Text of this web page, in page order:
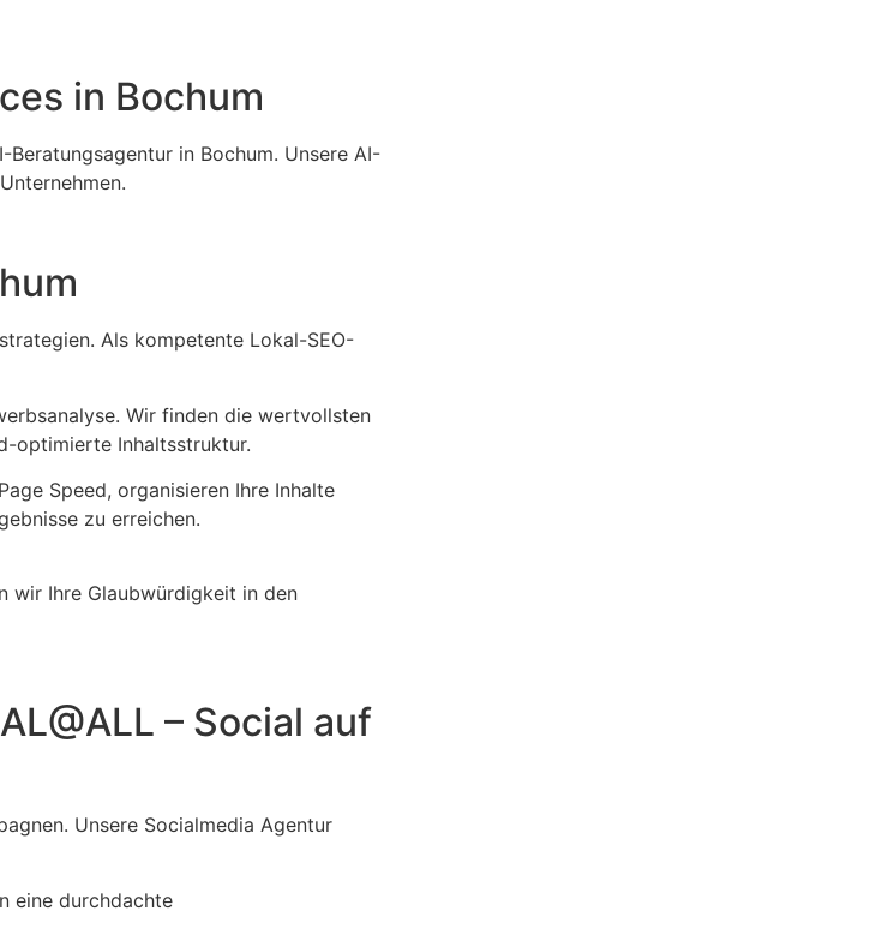
in Bochum
in Bochum. Unsere AI-
Als kompetente Lokal-SEO-
Wir finden die wertvollsten
optimierte Inhaltsstruktur.
Speed, organisieren Ihre Inhalte
zu erreichen.
wir Ihre Glaubwürdigkeit in den
– Social auf
Unsere Socialmedia Agentur
eine durchdachte